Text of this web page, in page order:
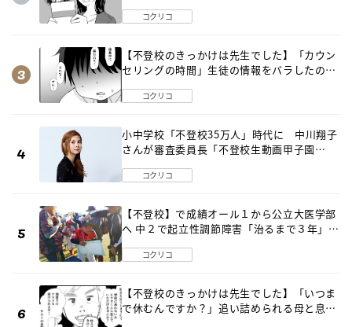
コクリコ
【不登校のきっかけは先生でした】「カウン
セリングの時間」生徒の情報をバラしたの
コクリコ
小中学校「不登校35万人」時代に 中川翔子
さんが審査委員長「不登校生動画甲子園
コクリコ
【不登校】で成績オール１から公立大医学部
へ 中２で起立性調節障害「治るまで３年」の
コクリコ
【不登校のきっかけは先生でした】「いつま
で休むんですか？」追い詰められる母と息子